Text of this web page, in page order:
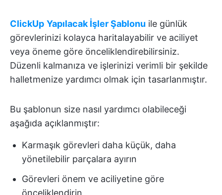
ClickUp Yapılacak İşler Şablonu ile günlük
görevlerinizi kolayca haritalayabilir ve aciliyet
veya öneme göre önceliklendirebilirsiniz.
Düzenli kalmanıza ve işlerinizi verimli bir şekilde
halletmenize yardımcı olmak için tasarlanmıştır.
Bu şablonun size nasıl yardımcı olabileceği
aşağıda açıklanmıştır:
Karmaşık görevleri daha küçük, daha
yönetilebilir parçalara ayırın
Görevleri önem ve aciliyetine göre
önceliklendirin